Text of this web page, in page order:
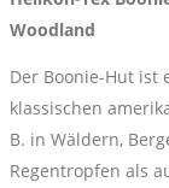
Woodland
Der Boonie-Hut ist
klassischen
B. in Wäldern,
Regentropfen als